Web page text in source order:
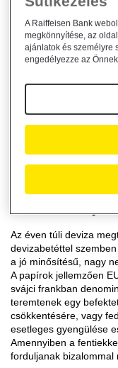
Repo ügyletek
Azon Ügyfelek
állampapír fedezettel
Hazai vállalati
Az állampapíroknál
fix hozamú
vállalati kötvények és
Az éven túli deviza
devizabetéttel
a jó minősítésű, nagy
A papírok jellemzően
svájci frankban
teremtenek egy
csökkentésére, vagy
esetleges gyengülése
Amennyiben a
forduljanak bizalommal
A Raiffeisen Bank
megkönnyítése, az
ajánlatok és személyre
engedélyezze az